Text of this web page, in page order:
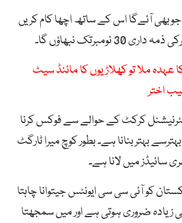
آئےگا اس کے ساتھ اچھا کام کریں
نومبرتک نبھاؤں گا۔
عہدہ ملا تو کھلاڑیوں کا مائنڈ سیٹ
اختر
کرکٹ کے حوالے سے فوکس کرنا
بہتربنانا ہے۔ بطور کوچ میرا ٹارگٹ
سائیڈز میں لانا ہے۔
کو آئی سی سی ایونٹس جیتوانا چاہتا
زیادہ ضروری ہوتی ہے اور میں سمجھتا